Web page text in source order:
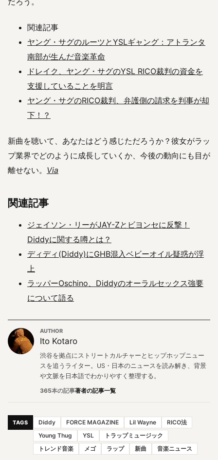
関連記事
ヤング・サグのルーツとYSLギャング：アトランタ
南部が生んだ音楽革命
ドレイク、ヤング・サグのYSL RICO裁判の資金を
支援していることを明言
ヤング・サグのRICO裁判、弁護側の請求を判事が却
下！？
新曲を聴いて、あなたはどう感じただろうか？彼女がラッ
プ業界でどのように成長していくか、今後の動向にも目が
離せない。 Via
関連記事
ジェイソン・リーがJAY-Zとビヨンセに反撃！
Diddyに関する噂とは？
ディディ(Diddy)にGHB混入ベビーオイル疑惑が浮
上
ラッパーOschino、Diddyのオーラルセックス強要
について語る
AUTHOR
Ito Kotaro
渋谷を拠点にストリートカルチャーとヒップホップニュー
スを追うライター。US・日本のニュースを読み解き、背景
や文脈を日本語でわかりやすく整理する。
365本の記事著者の記事一覧
TAGS Diddy FORCE MAGAZINE Lil Wayne
RICO法
Young Thug
YSL
トラップミュージック
トレンド音楽
メゴ ラップ 新曲 音楽ニュース